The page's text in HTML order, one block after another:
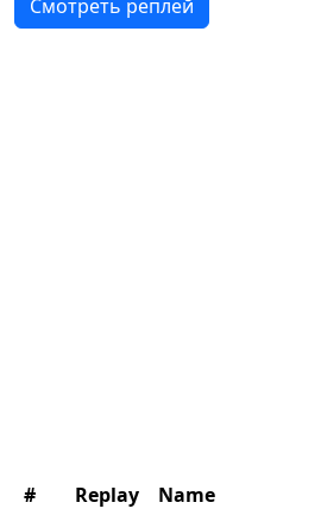
Смотреть реплей
# Replay Name